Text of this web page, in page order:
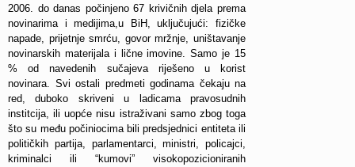
2006. do danas počinjeno 67 krivičnih djela prema
novinarima i medijima,u BiH, uključujući: fizičke
napade, prijetnje smrću, govor mržnje, uništavanje
novinarskih materijala i lične imovine. Samo je 15
% od navedenih sučajeva riješeno u korist
novinara. Svi ostali predmeti godinama čekaju na
red, duboko skriveni u ladicama pravosudnih
institcija, ili uopće nisu istraživani samo zbog toga
što su među počiniocima bili predsjednici entiteta ili
političkih partija, parlamentarci, ministri, policajci,
kriminalci ili “kumovi” visokopozicioniranih